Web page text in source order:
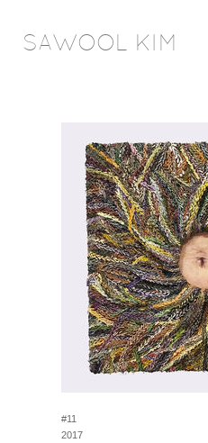
SAWOOL KIM
#11
2017